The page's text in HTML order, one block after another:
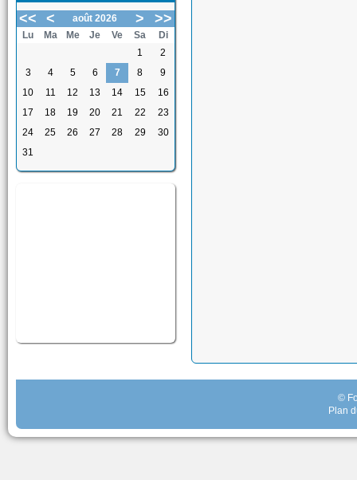
<< < août 2026 > >>
Lu Ma Me Je Ve Sa
Di
1
2
3
4 5 6 7 8
9
10
11 12 13 14 15
16
17
18 19 20 21 22
23
24
25 26 27 28 29
30
31
©
Plan